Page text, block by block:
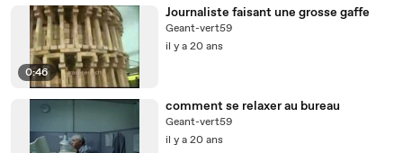
0:46
Journaliste faisant une grosse gaffe
Geant-vert59
il y a 20 ans
comment se relaxer au bureau
Geant-vert59
il y a 20 ans